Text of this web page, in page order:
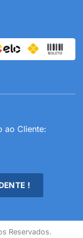
ao Cliente:
!
Reservados.